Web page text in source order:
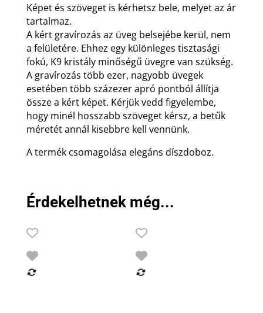
Képet és szöveget is kérhetsz bele, melyet az ár
tartalmaz.
A kért gravírozás az üveg belsejébe kerül, nem
a felületére. Ehhez egy különleges tisztasági
fokú, K9 kristály minőségű üvegre van szükség.
A gravírozás több ezer, nagyobb üvegek
esetében több százezer apró pontból állítja
össze a kért képet. Kérjük vedd figyelembe,
hogy minél hosszabb szöveget kérsz, a betűk
méretét annál kisebbre kell vennünk.
A termék csomagolása elegáns díszdoboz.
Érdekelhetnek még...